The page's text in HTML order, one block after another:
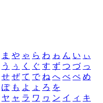
ま や ゃ ら わ ゎ ん い ぃ
う ぅ く ぐ す ず つ づ っ
せ ぜ て で ね へ べ ぺ め
ぽ も よ ょ ろ を
ヤ ャ ラ ワ ヮ ン イ ィ キ